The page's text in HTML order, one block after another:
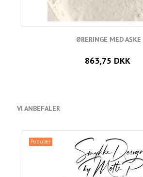
ØRERINGE MED ASKE
863,75 DKK
VI ANBEFALER
Populær